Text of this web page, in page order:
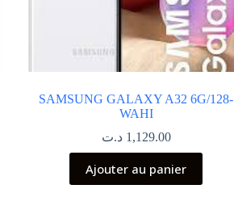
SAMSUNG GALAXY A32 6G/128-
WAHI
1,129.00 د.ت
Ajouter au panier